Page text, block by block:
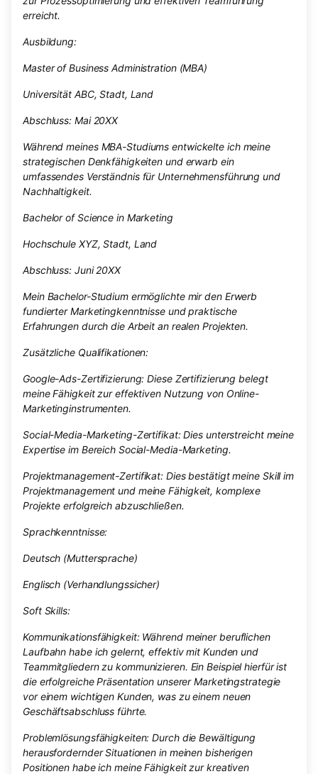
erreicht.
Ausbildung:
Master of Business Administration (MBA)
Universität ABC, Stadt, Land
Abschluss: Mai 20XX
Während meines MBA-Studiums entwickelte ich meine
strategischen Denkfähigkeiten und erwarb ein
umfassendes Verständnis für Unternehmensführung und
Nachhaltigkeit.
Bachelor of Science in Marketing
Hochschule XYZ, Stadt, Land
Abschluss: Juni 20XX
Mein Bachelor-Studium ermöglichte mir den Erwerb
fundierter Marketingkenntnisse und praktische
Erfahrungen durch die Arbeit an realen Projekten.
Zusätzliche Qualifikationen:
Google-Ads-Zertifizierung: Diese Zertifizierung belegt
meine Fähigkeit zur effektiven Nutzung von Online-
Marketinginstrumenten.
Social-Media-Marketing-Zertifikat: Dies unterstreicht meine
Expertise im Bereich Social-Media-Marketing.
Projektmanagement-Zertifikat: Dies bestätigt meine Skill im
Projektmanagement und meine Fähigkeit, komplexe
Projekte erfolgreich abzuschließen.
Sprachkenntnisse:
Deutsch (Muttersprache)
Englisch (Verhandlungssicher)
Soft Skills:
Kommunikationsfähigkeit: Während meiner beruflichen
Laufbahn habe ich gelernt, effektiv mit Kunden und
Teammitgliedern zu kommunizieren. Ein Beispiel hierfür ist
die erfolgreiche Präsentation unserer Marketingstrategie
vor einem wichtigen Kunden, was zu einem neuen
Geschäftsabschluss führte.
Problemlösungsfähigkeiten: Durch die Bewältigung
herausfordernder Situationen in meinen bisherigen
Positionen habe ich meine Fähigkeit zur kreativen